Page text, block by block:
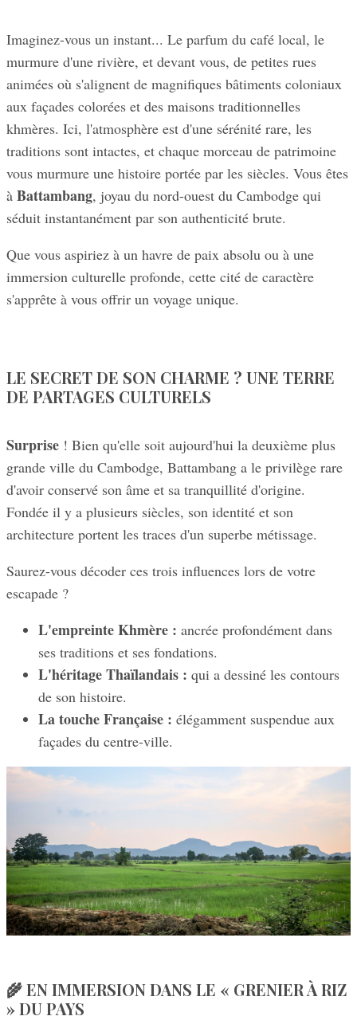
Imaginez-vous un instant... Le parfum du café local, le
murmure d'une rivière, et devant vous, de petites rues
animées où s'alignent de magnifiques bâtiments coloniaux
aux façades colorées et des maisons traditionnelles
khmères. Ici, l'atmosphère est d'une sérénité rare, les
traditions sont intactes, et chaque morceau de patrimoine
vous murmure une histoire portée par les siècles. Vous êtes
à Battambang, joyau du nord-ouest du Cambodge qui
séduit instantanément par son authenticité brute.
Que vous aspiriez à un havre de paix absolu ou à une
immersion culturelle profonde, cette cité de caractère
s'apprête à vous offrir un voyage unique.
LE SECRET DE SON CHARME ? UNE TERRE
DE PARTAGES CULTURELS
Surprise ! Bien qu'elle soit aujourd'hui la deuxième plus
grande ville du Cambodge, Battambang a le privilège rare
d'avoir conservé son âme et sa tranquillité d'origine.
Fondée il y a plusieurs siècles, son identité et son
architecture portent les traces d'un superbe métissage.
Saurez-vous décoder ces trois influences lors de votre
escapade ?
L'empreinte Khmère : ancrée profondément dans
ses traditions et ses fondations.
L'héritage Thaïlandais : qui a dessiné les contours
de son histoire.
La touche Française : élégamment suspendue aux
façades du centre-ville.
🌾 EN IMMERSION DANS LE « GRENIER À RIZ
» DU PAYS